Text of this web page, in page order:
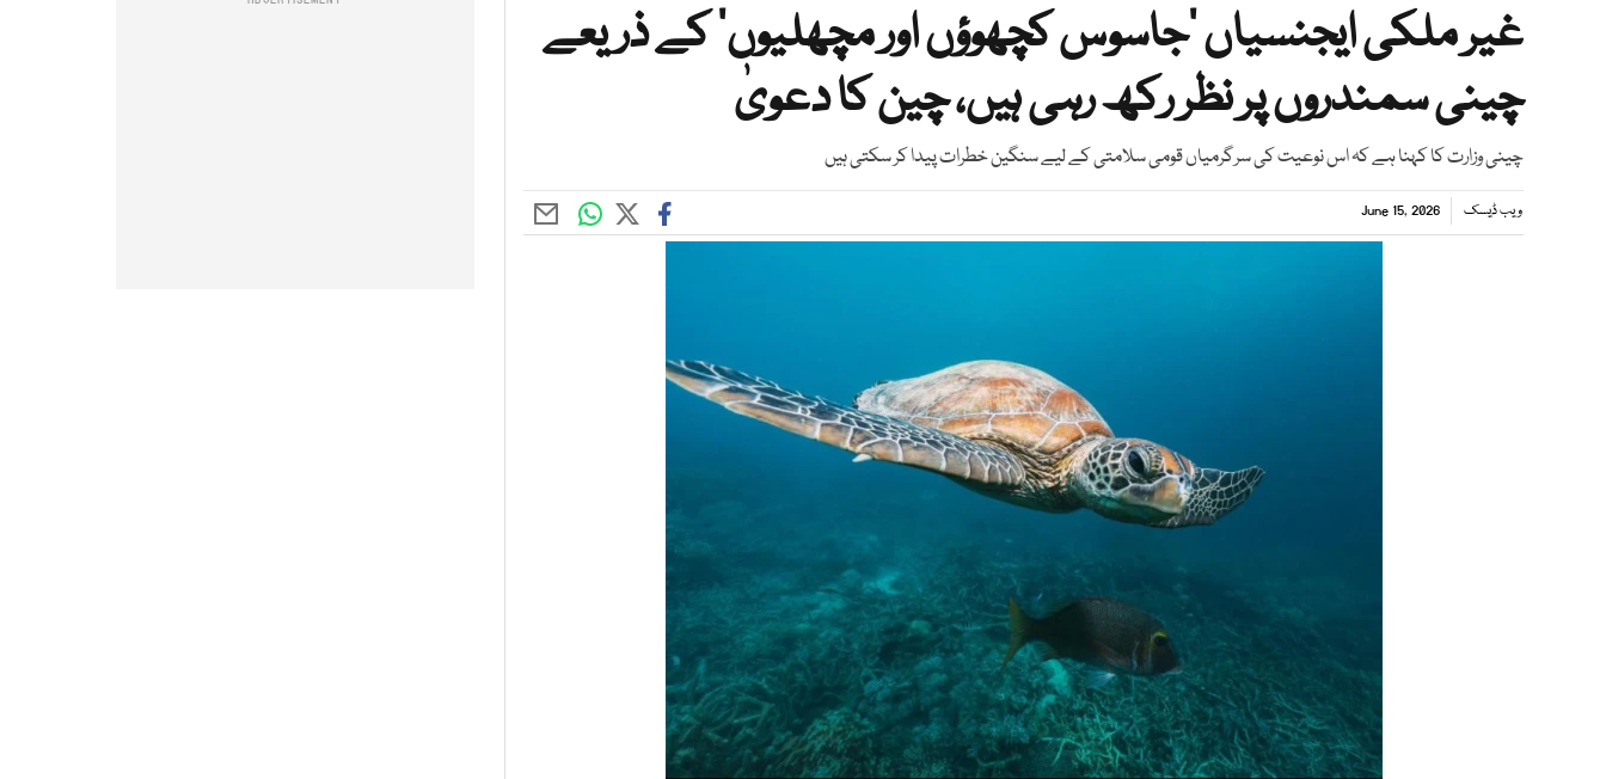
غیر ملکی ایجنسیاں ’جاسوس کچھوؤں اور مچھلیوں‘ کے ذریعے
چینی سمندروں پر نظر رکھ رہی ہیں، چین کا دعویٰ
چینی وزارت کا کہنا ہے کہ اس نوعیت کی سرگرمیاں قومی سلامتی کے لیے سنگین خطرات پیدا کر سکتی ہیں
ویب ڈیسک June 15, 2026